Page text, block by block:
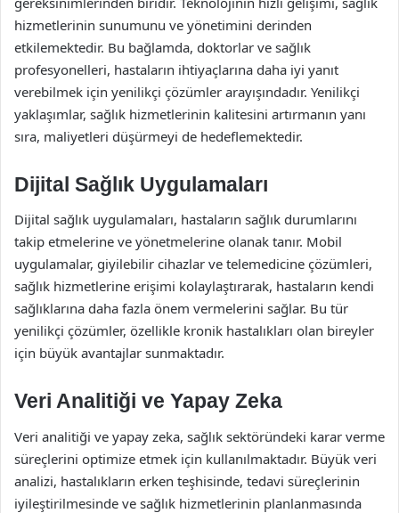
hizmetlerinin sunumunu ve yönetimini derinden
etkilemektedir. Bu bağlamda, doktorlar ve sağlık
profesyonelleri, hastaların ihtiyaçlarına daha iyi yanıt
verebilmek için yenilikçi çözümler arayışındadır. Yenilikçi
yaklaşımlar, sağlık hizmetlerinin kalitesini artırmanın yanı
sıra, maliyetleri düşürmeyi de hedeflemektedir.
Dijital Sağlık Uygulamaları
Dijital sağlık uygulamaları, hastaların sağlık durumlarını
takip etmelerine ve yönetmelerine olanak tanır. Mobil
uygulamalar, giyilebilir cihazlar ve telemedicine çözümleri,
sağlık hizmetlerine erişimi kolaylaştırarak, hastaların kendi
sağlıklarına daha fazla önem vermelerini sağlar. Bu tür
yenilikçi çözümler, özellikle kronik hastalıkları olan bireyler
için büyük avantajlar sunmaktadır.
Veri Analitiği ve Yapay Zeka
Veri analitiği ve yapay zeka, sağlık sektöründeki karar verme
süreçlerini optimize etmek için kullanılmaktadır. Büyük veri
analizi, hastalıkların erken teşhisinde, tedavi süreçlerinin
iyileştirilmesinde ve sağlık hizmetlerinin planlanmasında